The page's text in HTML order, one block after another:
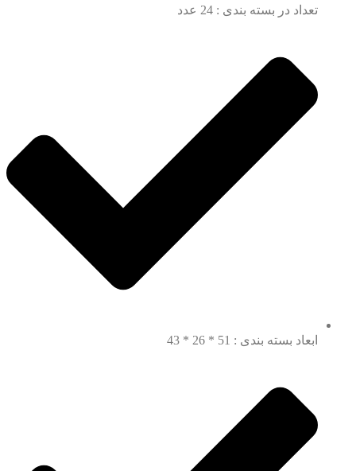
تعداد در بسته بندی : 24 عدد
ابعاد بسته بندی : 51 * 26 * 43